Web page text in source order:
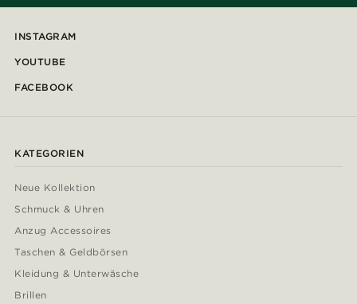
INSTAGRAM
YOUTUBE
FACEBOOK
KATEGORIEN
Neue Kollektion
Schmuck & Uhren
Anzug Accessoires
Taschen & Geldbörsen
Kleidung & Unterwäsche
Brillen